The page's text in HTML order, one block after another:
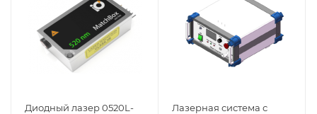
Диодный лазер 0520L-
Лазерная система с